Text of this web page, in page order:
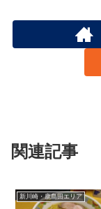
関連記事
新川崎・鹿島田エリア